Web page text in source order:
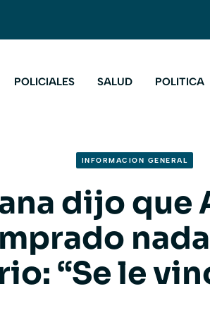
POLICIALES SALUD POLITICA
INFORMACION GENERAL
dijo que
“Se le